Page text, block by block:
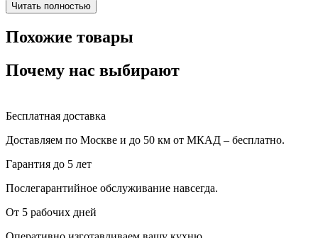
Читать полностью
Похожие товары
Почему нас выбирают
Бесплатная доставка
Доставляем по Москве и до 50 км от МКАД – бесплатно.
Гарантия до 5 лет
Послегарантийное обслуживание навсегда.
От 5 рабочих дней